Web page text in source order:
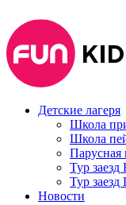
Детские лагеря
Школа
Школа
Парусная
Тур
Тур
Новости